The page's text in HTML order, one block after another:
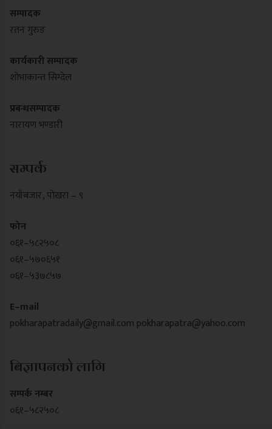
सम्पादक
रतन गुरुङ
कार्यकारी सम्पादक
शोभाकान्त सिग्देल
प्रबन्धसम्पादक
नारायण भण्डारी
सम्पर्क
नयाँबजार , पोखरा – ९
फोन
०६१–५८२५०८
०६१–५७०६५१
०६१–५३७८५७
E–mail
pokharapatradaily@gmail.com pokharapatra@yahoo.com
बिज्ञापनको लागि
सम्पर्क नम्बर
०६१–५८२५०८